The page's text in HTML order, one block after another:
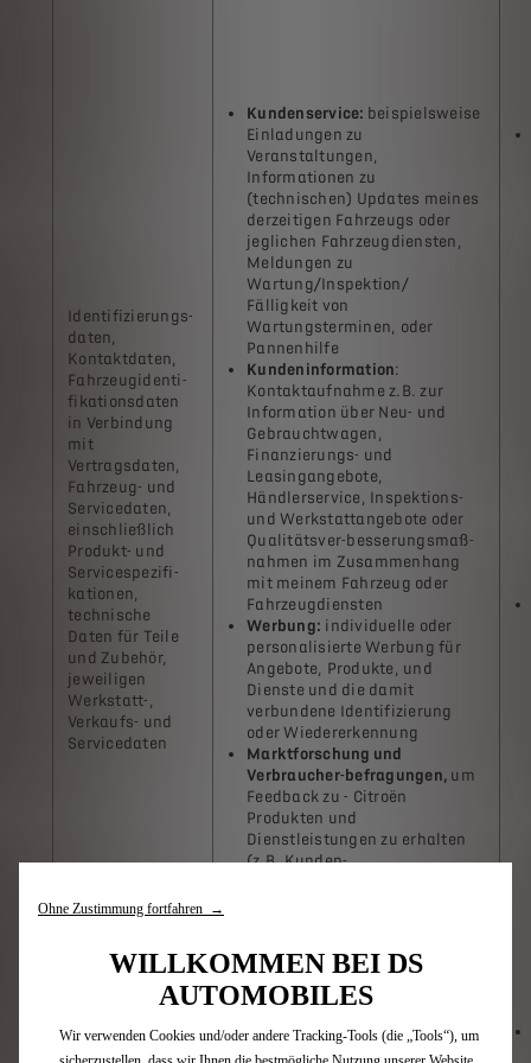
Identifizierungs-
daten,
Kontaktdaten,
Fahrzeugidenti-
fikationsdaten
in Verbindung
mit
Vertragsdaten,
Fahrzeug- und
Servicedaten,
einschließlich
Produkt- und
Servicespezifi-
kationen,
technische
Daten für Teile
und Zubehör,
jeweiligen
Werkstatt-,
Verkaufs- und
Servicedaten
Kundenservice: beispielsweise
Einladungen zu
Veranstaltungen,
Informationen zu
(technischen) Updates meines
derzeitigen Fahrzeugs oder
jeglichen Fahrzeugdiensten,
Meldungen zu
Wartung/Inspektion/
Fälligkeit von
Wartungsterminen, oder
Pannenhilfe
Kundeninformation:
Kontaktaufnahme z.B. zur
Information über Neu- und
Gebrauchtwagen,
Finanzierungs- und
Leasingangebote,
Händlerservice, Inspektions-
und Werkstattangebote oder
Qualitätsver-besserungsmaß-
nahmen im Zusammenhang
mit meinem Fahrzeug oder
Fahrzeugdiensten
Werbung: individuelle oder
personalisierte Werbung für
Angebote, Produkte, und
Dienste und die damit
verbundene Identifizierung
oder Wiedererkennung
Marktforschung und
Verbraucher-befragungen, um
Feedback zu - Citroën
Produkten und
Dienstleistungen zu erhalten
(z.B. Kunden-
Ohne Zustimmung fortfahren →
WILLKOMMEN BEI DS
AUTOMOBILES
Wir verwenden Cookies und/oder andere Tracking-Tools (die „Tools“), um